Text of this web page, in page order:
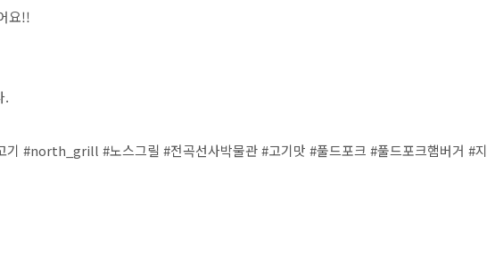
요!!
.
기 #north_grill #노스그릴 #전곡선사박물관 #고기맛 #풀드포크 #풀드포크햄버거 #지